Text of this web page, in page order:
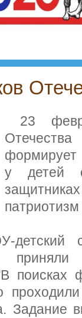
23
формирует
у детей
Задание